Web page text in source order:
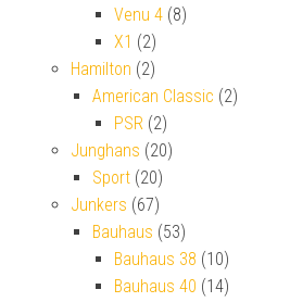
Venu 4 (8)
X1 (2)
Hamilton (2)
American Classic (2)
PSR (2)
Junghans (20)
Sport (20)
Junkers (67)
Bauhaus (53)
Bauhaus 38 (10)
Bauhaus 40 (14)